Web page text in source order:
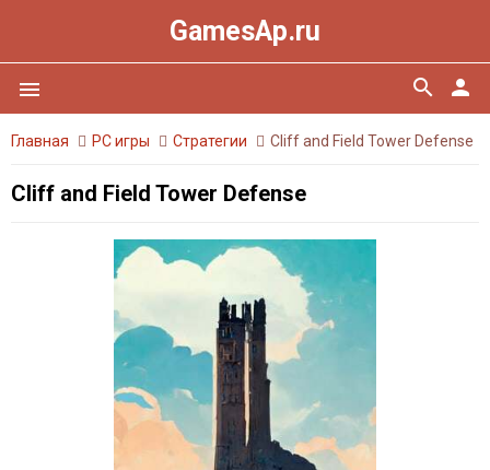
GamesAp.ru
menu person
search
Главная PC игры Стратегии Cliff and Field Tower Defense
Cliff and Field Tower Defense